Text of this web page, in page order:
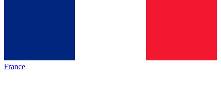
France